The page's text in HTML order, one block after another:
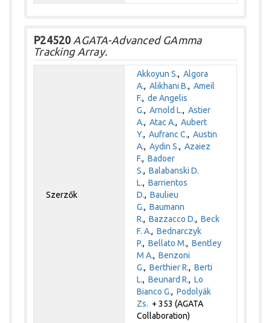
P24520 AGATA-Advanced GAmma
Tracking Array.
Szerzők
Akkoyun S.,Algora
A.,Alikhani B.,Ameil
F.,de Angelis
G.,Arnold L.,Astier
A.,Atac A.,Aubert
Y.,Aufranc C.,Austin
A.,Aydin S.,Azaiez
F.,Badoer
S.,Balabanski D.
L.,Barrientos
D.,Baulieu
G.,Baumann
R.,Bazzacco D.,Beck
F. A.,Bednarczyk
P.,Bellato M.,Bentley
M A.,Benzoni
G.,Berthier R.,Berti
L.,Beunard R.,Lo
Bianco G.,Podolyák
Zs. + 353 (AGATA
Collaboration)